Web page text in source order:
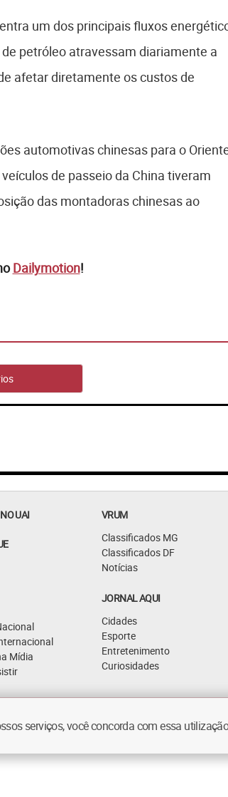
um dos principais fluxos
petróleo atravessam diariamente a
afetar diretamente os custos de
automotivas chinesas para o
de passeio da China tiveram
das montadoras chinesas ao
Dailymotion!
UAI
Mídia
VRUM
Classificados MG
Classificados DF
Notícias
JORNAL AQUI
Cidades
Esporte
Entretenimento
Curiosidades
serviços, você concorda com essa